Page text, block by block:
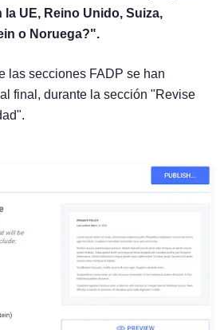
UE, Reino Unido, Suiza,
o Noruega?".
las secciones FADP se han
final, durante la sección "Revise